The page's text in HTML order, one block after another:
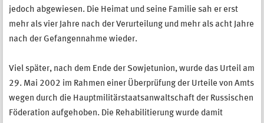
jedoch abgewiesen. Die Heimat und seine Familie sah er erst
mehr als vier Jahre nach der Verurteilung und mehr als acht Jahre
nach der Gefangennahme wieder.
Viel später, nach dem Ende der Sowjetunion, wurde das Urteil am
29. Mai 2002 im Rahmen einer Überprüfung der Urteile von Amts
wegen durch die Hauptmilitärstaatsanwaltschaft der Russischen
Föderation aufgehoben. Die Rehabilitierung wurde damit